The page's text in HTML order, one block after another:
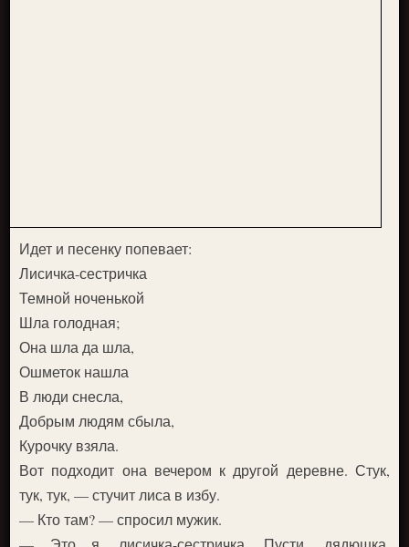
Идет и песенку попевает:
Лисичка-сестричка
Темной ноченькой
Шла голодная;
Она шла да шла,
Ошметок нашла
В люди снесла,
Добрым людям сбыла,
Курочку взяла.
Вот подходит она вечером к другой деревне. Стук,
тук, тук, — стучит лиса в избу.
— Кто там? — спросил мужик.